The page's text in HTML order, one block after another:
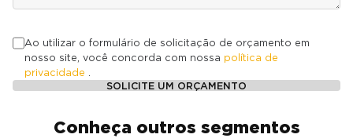
Ao utilizar o formulário de solicitação de orçamento em
nosso site, você concorda com nossa política de
privacidade
SOLICITE UM ORÇAMENTO
Conheça outros segmentos